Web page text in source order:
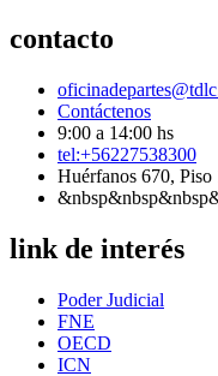
contacto
Contáctenos
9:00 a 14:00 hs
tel:+56227538300
Huérfanos 670, Piso
link de interés
Poder Judicial
FNE
OECD
ICN